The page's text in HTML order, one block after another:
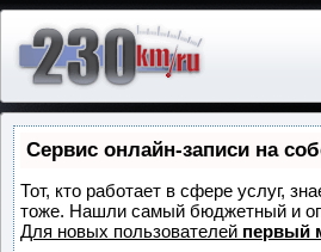
Сервис онлайн-записи на
Тот, кто работает в сфере услуг,
тоже. Нашли самый бюджетный и
Для новых пользователей первый